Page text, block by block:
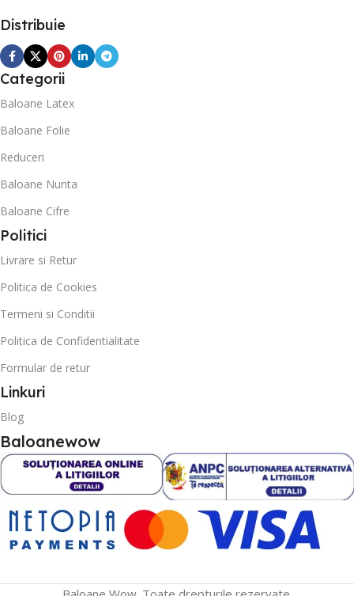
Distribuie
Categorii
Baloane Latex
Baloane Folie
Reduceri
Baloane Nunta
Baloane Cifre
Politici
Livrare si Retur
Politica de Cookies
Termeni si Conditii
Politica de Confidentialitate
Formular de retur
Linkuri
Blog
Baloanewow